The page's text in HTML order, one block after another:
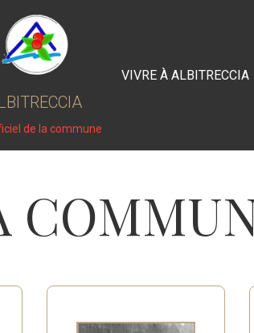
de la commune
VIVRE À ALBITRECCIA